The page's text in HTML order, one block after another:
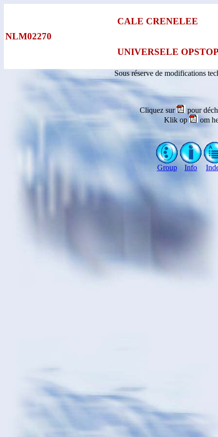
NLM02270
CALE CRENELEE
UNIVERSELE
Sous réserve de modifications
Cliquez sur
pour
Klik op
om
Group Info